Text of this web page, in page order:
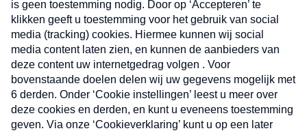
Pers
Contact
Algemene voorwaarden
Privacyverklaring
Kwetsbaarheid melden
RegistrerenInloggen
Ben je benieuwd naar meer
vakantienieuws- en tips?
E-
Inschrijven